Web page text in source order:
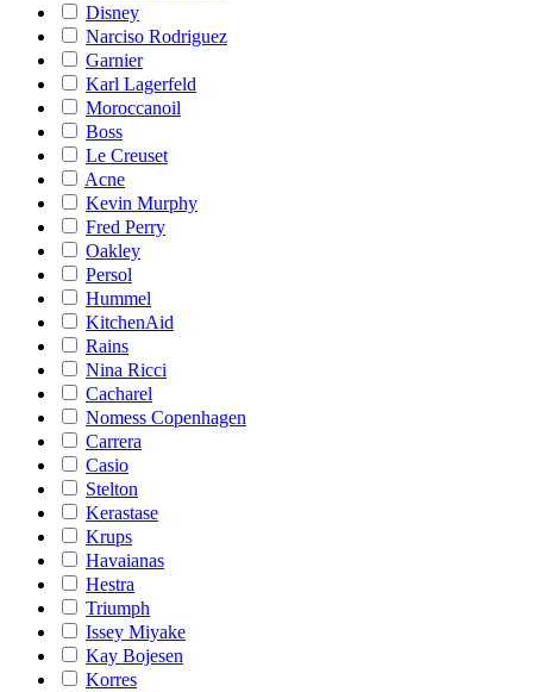
Disney
Narciso Rodriguez
Garnier
Karl Lagerfeld
Moroccanoil
Boss
Le Creuset
Acne
Kevin Murphy
Fred Perry
Oakley
Persol
Hummel
KitchenAid
Rains
Nina Ricci
Cacharel
Nomess Copenhagen
Carrera
Casio
Stelton
Kerastase
Krups
Havaianas
Hestra
Triumph
Issey Miyake
Kay Bojesen
Korres